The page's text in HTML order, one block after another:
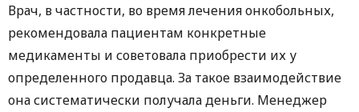
Врач, в частности, во время лечения онкобольных,
рекомендовала пациентам конкретные
медикаменты и советовала приобрести их у
определенного продавца. За такое взаимодействие
она систематически получала деньги. Менеджер